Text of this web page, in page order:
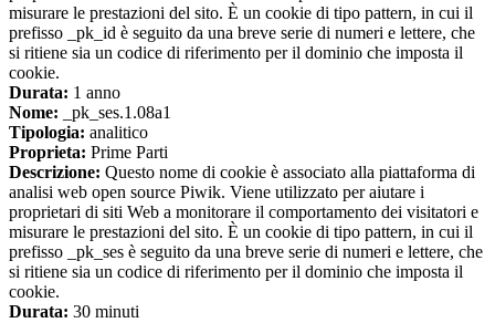
misurare le prestazioni del sito. È un cookie di tipo pattern, in cui il
prefisso _pk_id è seguito da una breve serie di numeri e lettere, che
si ritiene sia un codice di riferimento per il dominio che imposta il
cookie.
Durata: 1 anno
Nome: _pk_ses.1.08a1
Tipologia: analitico
Proprieta: Prime Parti
Descrizione: Questo nome di cookie è associato alla piattaforma di
analisi web open source Piwik. Viene utilizzato per aiutare i
proprietari di siti Web a monitorare il comportamento dei visitatori e
misurare le prestazioni del sito. È un cookie di tipo pattern, in cui il
prefisso _pk_ses è seguito da una breve serie di numeri e lettere, che
si ritiene sia un codice di riferimento per il dominio che imposta il
cookie.
Durata: 30 minuti